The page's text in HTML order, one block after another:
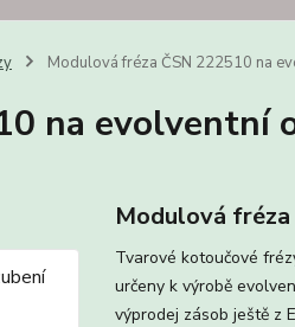
Modulová fréza ČSN 222510 na
na evolventní
Modulová
Tvarové kotoučové
určeny k výrobě
výprodej zásob ještě z